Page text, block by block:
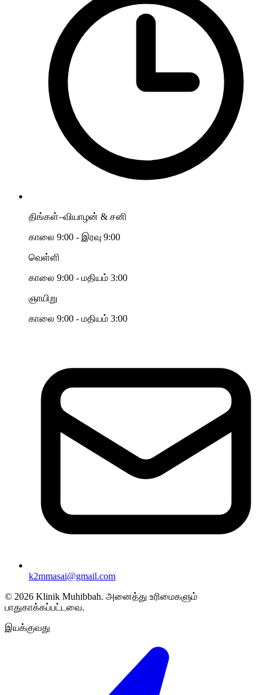
திங்கள்–வியாழன் & சனி
காலை 9:00 - இரவு 9:00
வெள்ளி
காலை 9:00 - மதியம் 3:00
ஞாயிறு
காலை 9:00 - மதியம் 3:00
k2mmasai@gmail.com
© 2026 Klinik Muhibbah. அனைத்து உரிமைகளும்
பாதுகாக்கப்பட்டவை.
இயக்குவது